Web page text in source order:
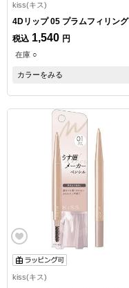
kiss(キス)
4Dリップ 05 プラムフィリング
税込 1,540 円
在庫 ○
カラーをみる
kiss(キス)